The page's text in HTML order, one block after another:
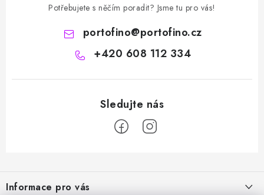
Potřebujete s něčím poradit? Jsme tu pro vás!
portofino@portofino.cz
+420 608 112 334
Informace pro vás